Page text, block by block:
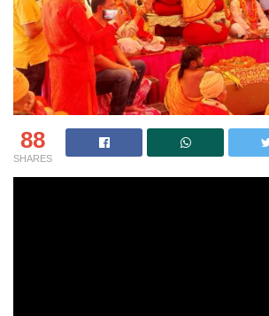
88
SHARES